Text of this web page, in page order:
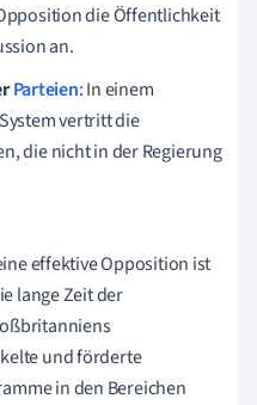
die Öffentlichkeit
an.
Parteien: In einem
vertritt die
die nicht in der Regierung
effektive Opposition ist
lange Zeit der
und förderte
in den Bereichen